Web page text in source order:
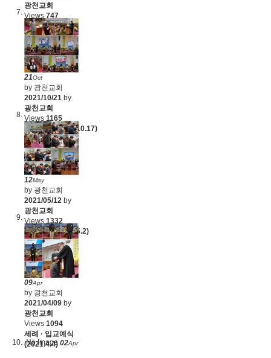
광천교회
Views 747
세례, 입교예식
(2022.4.17)
21Oct
by 광천교회
2021/10/21 by
광천교회
Views 1165
입교예식 (2021.10.17)
12May
by 광천교회
2021/05/12 by
광천교회
Views 1332
유아세례 (2021.5.2)
09Apr
by 광천교회
2021/04/09 by
광천교회
Views 1094
세례 · 입교예식
(2021.4.4)
No Image 02Apr